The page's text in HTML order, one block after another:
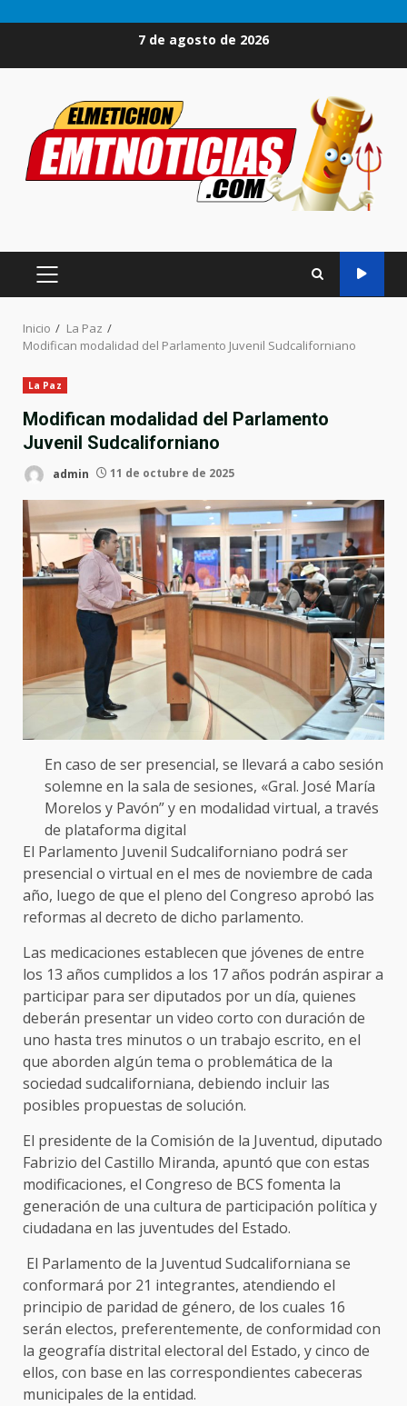
7 de agosto de 2026
MENÚ
PRINCIPAL
Inicio
La Paz
Modifican modalidad del Parlamento Juvenil Sudcaliforniano
La Paz
Modifican modalidad del Parlamento
Juvenil Sudcaliforniano
admin 11 de octubre de 2025
En caso de ser presencial, se llevará a cabo sesión
solemne en la sala de sesiones, «Gral. José María
Morelos y Pavón” y en modalidad virtual, a través
de plataforma digital
El Parlamento Juvenil Sudcaliforniano podrá ser
presencial o virtual en el mes de noviembre de cada
año, luego de que el pleno del Congreso aprobó las
reformas al decreto de dicho parlamento.
Las medicaciones establecen que jóvenes de entre
los 13 años cumplidos a los 17 años podrán aspirar a
participar para ser diputados por un día, quienes
deberán presentar un video corto con duración de
uno hasta tres minutos o un trabajo escrito, en el
que aborden algún tema o problemática de la
sociedad sudcaliforniana, debiendo incluir las
posibles propuestas de solución.
El presidente de la Comisión de la Juventud, diputado
Fabrizio del Castillo Miranda, apuntó que con estas
modificaciones, el Congreso de BCS fomenta la
generación de una cultura de participación política y
ciudadana en las juventudes del Estado.
El Parlamento de la Juventud Sudcaliforniana se
conformará por 21 integrantes, atendiendo el
principio de paridad de género, de los cuales 16
serán electos, preferentemente, de conformidad con
la geografía distrital electoral del Estado, y cinco de
ellos, con base en las correspondientes cabeceras
municipales de la entidad.